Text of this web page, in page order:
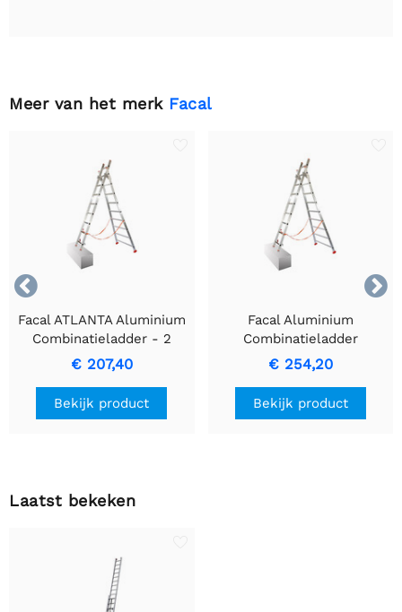
Meer van het merk Facal


Facal ATLANTA Aluminium
Combinatieladder - 2
Meter Veelzijdige Ladder
€ 207,40
Bekijk product
Facal Aluminium
Combinatieladder
ATLANTA - 2,3m met 2 x 8
treden.
€ 254,20
Bekijk product
Laatst bekeken